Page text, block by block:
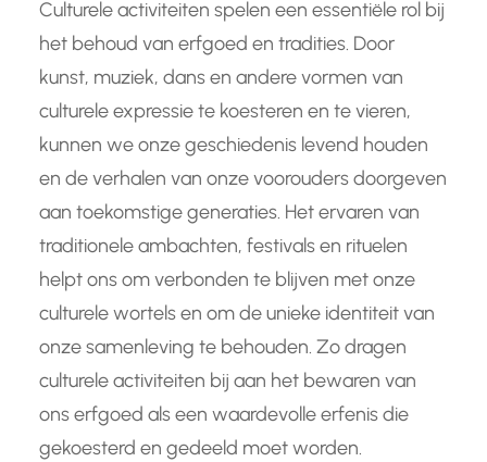
Culturele activiteiten spelen een essentiële rol bij
het behoud van erfgoed en tradities. Door
kunst, muziek, dans en andere vormen van
culturele expressie te koesteren en te vieren,
kunnen we onze geschiedenis levend houden
en de verhalen van onze voorouders doorgeven
aan toekomstige generaties. Het ervaren van
traditionele ambachten, festivals en rituelen
helpt ons om verbonden te blijven met onze
culturele wortels en om de unieke identiteit van
onze samenleving te behouden. Zo dragen
culturele activiteiten bij aan het bewaren van
ons erfgoed als een waardevolle erfenis die
gekoesterd en gedeeld moet worden.